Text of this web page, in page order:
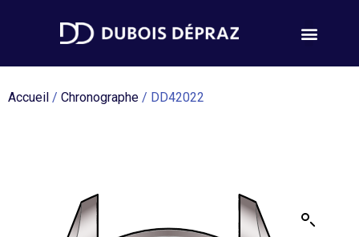
Accueil / Chronographe / DD42022